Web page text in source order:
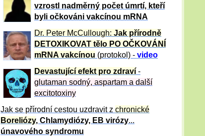
vzrostl nadměrný počet úmrtí, kteří
byli očkováni vakcínou mRNA
Dr. Peter McCullough: Jak přírodně
DETOXIKOVAT tělo PO OČKOVÁNÍ
mRNA vakcínou (protokol) - video
Devastující efekt pro zdraví-
glutaman sodný, aspartam a další
excitotoxiny
Jak se přírodní cestou uzdravit z chronické
Boreliózy, Chlamydiózy, EB virózy...
únavového syndromu